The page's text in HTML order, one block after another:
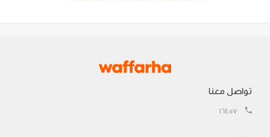
تواصل معنا
16457